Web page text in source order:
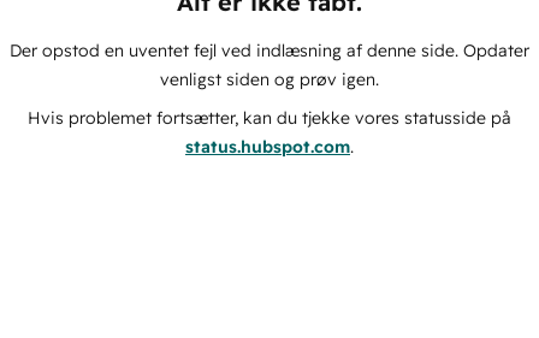
Der opstod en uventet fejl ved indlæsning af denne side. Opdater
venligst siden og prøv igen.
Hvis problemet fortsætter, kan du tjekke vores statusside på
status.hubspot.com.